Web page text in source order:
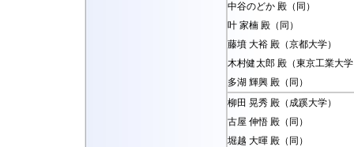
中谷のどか 殿（同）
叶 家楠 殿（同）
藤墳 大裕 殿（京都大学）
木村健太郎 殿（東京工業大
多湖 輝興 殿（同）
柳田 晃秀 殿（成蹊大学）
古屋 伸悟 殿（同）
堀越 大暉 殿（同）